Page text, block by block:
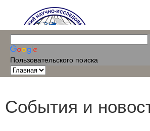
Пользовательского поиска
События и